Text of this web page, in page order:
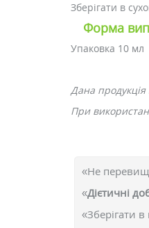
Зберігати в
Форма
Упаковка 10 мл
Дана
При
«Не
«Дієтичні
«Зберігати